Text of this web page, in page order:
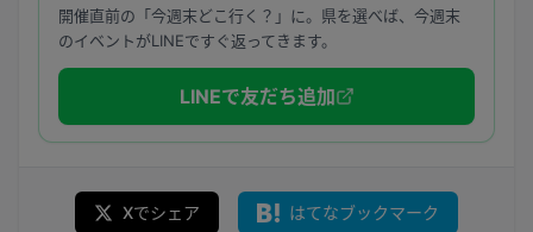
開催直前の「今週末どこ行く？」に。県を選べば、今週末
のイベントがLINEですぐ返ってきます。
LINEで友だち追加
Xでシェア はてなブックマーク